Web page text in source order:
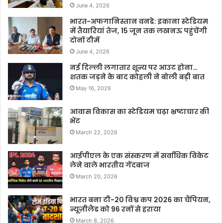
June 4, 2026
भारत-अफगानिस्तान वनडे: इकाना स्टेडियम
में तैयारियां तेज, 15 जून तक लखनऊ पहुंचेंगी
दोनों टीमें
June 4, 2026
नई दिल्ली लगातार शून्य पर आउट होना…
शतक जड़ने के बाद कोहली ने बोली बड़ी बात
May 16, 2026
आवास विकास का स्टेडियम चढ़ा भ्रष्टाचार की
भेंट
March 22, 2026
आईपीएल के एक संस्करण में सर्वाधिक विकेट
लेने वाले भारतीय गेंदबाज
March 20, 2026
भारत बना टी-20 विश्व कप 2026 का चैंपियन,
न्यूज़ीलैंड को 96 रनों से हराया
March 8, 2026